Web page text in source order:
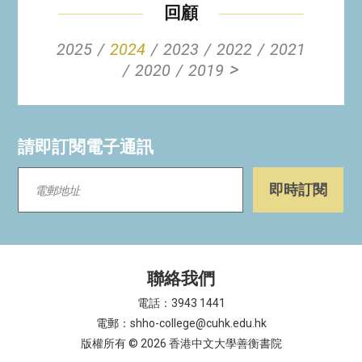
回顧
2025
2024 2023 2022
2021
2020
2019 >
請即訂閱電子通訊
聯絡我們
電話：3943 1441
電郵：shho-college@cuhk.edu.hk
版權所有 © 2026 香港中文大學善衡書院